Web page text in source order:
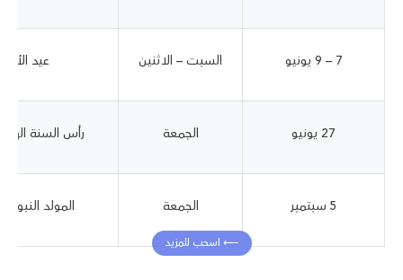
7 – 9 يونيو السبت – الاثنين عيد
27 يونيو الجمعة رأس السنة
5 سبتمبر الجمعة المولد